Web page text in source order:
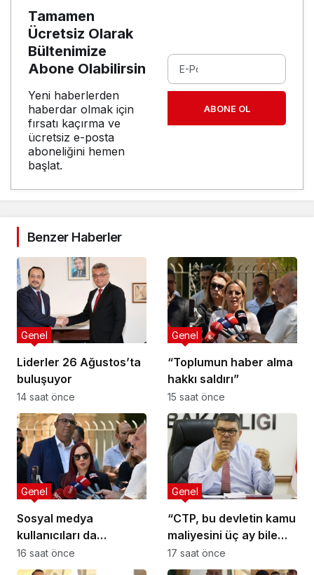
Tamamen
Ücretsiz Olarak
Bültenimize
Abone Olabilirsin
Yeni haberlerden
haberdar olmak için
fırsatı kaçırma ve
ücretsiz e-posta
aboneliğini hemen
başlat.
ABONE OL
Benzer Haberler
Liderler 26 Ağustos’ta
buluşuyor
Genel
14 saat önce
“Toplumun haber alma
hakkı saldırı”
Genel
15 saat önce
Sosyal medya
kullanıcıları da
tehlikede
Genel
16 saat önce
“CTP, bu devletin kamu
maliyesini üç ay bile
yönetemez”
Genel
17 saat önce